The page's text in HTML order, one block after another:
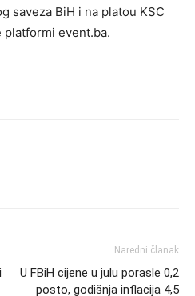
saveza BiH i na platou KSC
platformi event.ba.
Naredni članak
U FBiH cijene u julu porasle 0,2
posto, godišnja inflacija 4,5